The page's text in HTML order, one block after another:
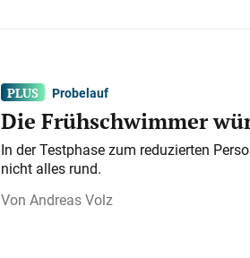
Probelauf
Die Frühschwimmer
In der Testphase zum reduzierten
nicht alles rund.
Andreas Volz